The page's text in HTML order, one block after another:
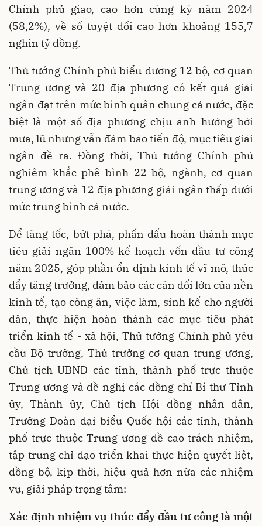
Chính phủ giao, cao hơn cùng kỳ năm 2024
(58,2%), về số tuyệt đối cao hơn khoảng 155,7
nghìn tỷ đồng.
Thủ tướng Chính phủ biểu dương 12 bộ, cơ quan
Trung ương và 20 địa phương có kết quả giải
ngân đạt trên mức bình quân chung cả nước, đặc
biệt là một số địa phương chịu ảnh hưởng bởi
mưa, lũ nhưng vẫn đảm bảo tiến độ, mục tiêu giải
ngân đề ra. Đồng thời, Thủ tướng Chính phủ
nghiêm khắc phê bình 22 bộ, ngành, cơ quan
trung ương và 12 địa phương giải ngân thấp dưới
mức trung bình cả nước.
Để tăng tốc, bứt phá, phấn đấu hoàn thành mục
tiêu giải ngân 100% kế hoạch vốn đầu tư công
năm 2025, góp phần ổn định kinh tế vĩ mô, thúc
đẩy tăng trưởng, đảm bảo các cân đối lớn của nền
kinh tế, tạo công ăn, việc làm, sinh kế cho người
dân, thực hiện hoàn thành các mục tiêu phát
triển kinh tế - xã hội, Thủ tướng Chính phủ yêu
cầu Bộ trưởng, Thủ trưởng cơ quan trung ương,
Chủ tịch UBND các tỉnh, thành phố trực thuộc
Trung ương và đề nghị các đồng chí Bí thư Tỉnh
ủy, Thành ủy, Chủ tịch Hội đồng nhân dân,
Trưởng Đoàn đại biểu Quốc hội các tỉnh, thành
phố trực thuộc Trung ương đề cao trách nhiệm,
tập trung chỉ đạo triển khai thực hiện quyết liệt,
đồng bộ, kịp thời, hiệu quả hơn nữa các nhiệm
vụ, giải pháp trọng tâm:
Xác định nhiệm vụ thúc đẩy đầu tư công là một